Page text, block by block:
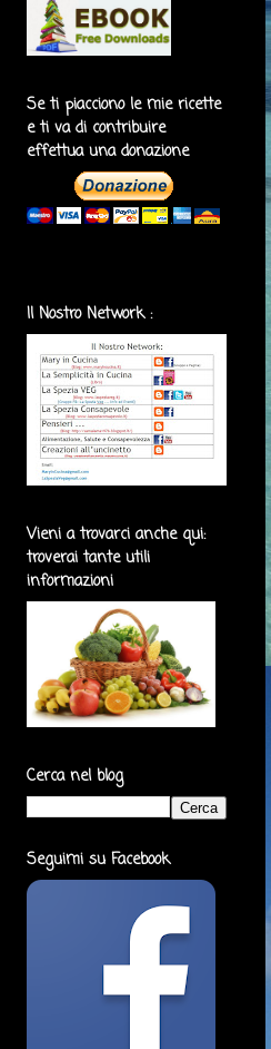
Se ti piacciono le mie ricette
e ti va di contribuire
effettua una donazione
Il Nostro Network :
Vieni a trovarci anche qui:
troverai tante utili
informazioni
Cerca nel blog
Seguimi su Facebook